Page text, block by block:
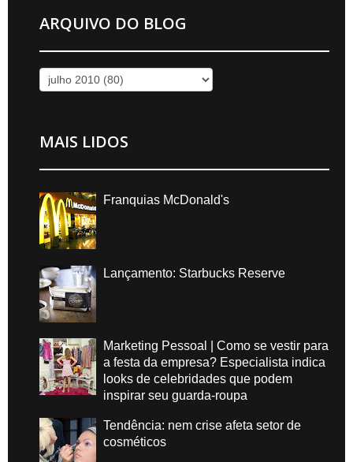
ARQUIVO DO BLOG
MAIS LIDOS
Franquias McDonald's
Lançamento: Starbucks Reserve
Marketing Pessoal | Como se vestir para
a festa da empresa? Especialista indica
looks de celebridades que podem
inspirar seu guarda-roupa
Tendência: nem crise afeta setor de
cosméticos